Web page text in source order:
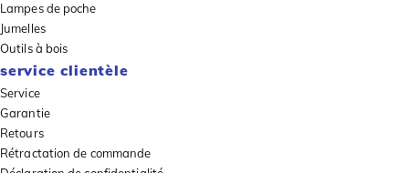
Lampes de poche
Jumelles
Outils à bois
service clientèle
Service
Garantie
Retours
Rétractation de commande